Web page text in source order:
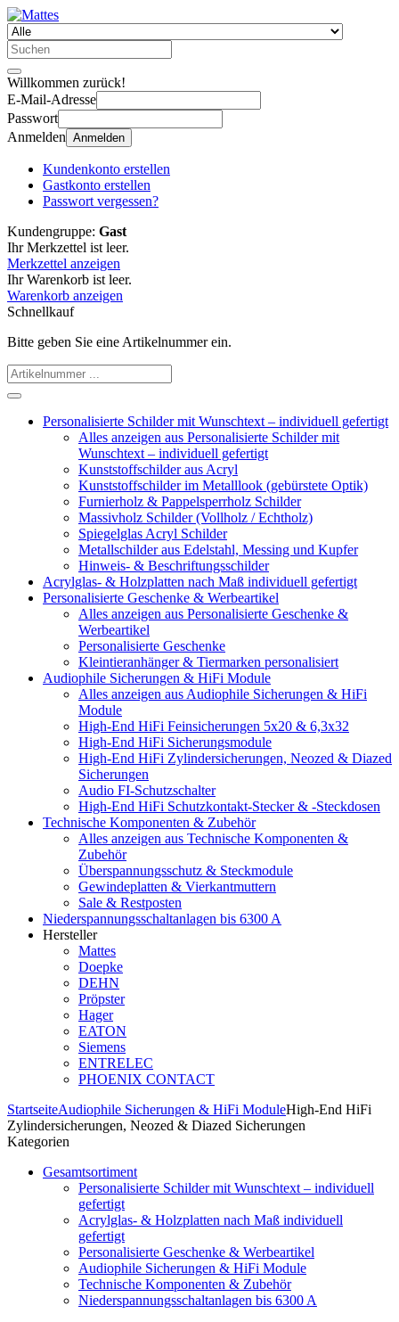
Willkommen zurück!
E-Mail-Adresse
Passwort
Anmelden Anmelden
Kundenkonto erstellen
Gastkonto erstellen
Passwort vergessen?
Kundengruppe: Gast
Ihr Merkzettel ist leer.
Merkzettel anzeigen
Ihr Warenkorb ist leer.
Warenkorb anzeigen
Schnellkauf
Bitte geben Sie eine Artikelnummer ein.
Personalisierte Schilder mit Wunschtext – individuell gefertigt
Alles anzeigen aus Personalisierte Schilder mit
Wunschtext – individuell gefertigt
Kunststoffschilder aus Acryl
Kunststoffschilder im Metalllook (gebürstete Optik)
Furnierholz & Pappelsperrholz Schilder
Massivholz Schilder (Vollholz / Echtholz)
Spiegelglas Acryl Schilder
Metallschilder aus Edelstahl, Messing und Kupfer
Hinweis- & Beschriftungsschilder
Acrylglas- & Holzplatten nach Maß individuell gefertigt
Personalisierte Geschenke & Werbeartikel
Alles anzeigen aus Personalisierte Geschenke &
Werbeartikel
Personalisierte Geschenke
Kleintieranhänger & Tiermarken personalisiert
Audiophile Sicherungen & HiFi Module
Alles anzeigen aus Audiophile Sicherungen & HiFi
Module
High-End HiFi Feinsicherungen 5x20 & 6,3x32
High-End HiFi Sicherungsmodule
High-End HiFi Zylindersicherungen, Neozed & Diazed
Sicherungen
Audio FI-Schutzschalter
High-End HiFi Schutzkontakt-Stecker & -Steckdosen
Technische Komponenten & Zubehör
Alles anzeigen aus Technische Komponenten &
Zubehör
Überspannungsschutz & Steckmodule
Gewindeplatten & Vierkantmuttern
Sale & Restposten
Niederspannungsschaltanlagen bis 6300 A
Hersteller
Mattes
Doepke
DEHN
Pröpster
Hager
EATON
Siemens
ENTRELEC
PHOENIX CONTACT
StartseiteAudiophile Sicherungen & HiFi ModuleHigh-End HiFi
Zylindersicherungen, Neozed & Diazed Sicherungen
Kategorien
Gesamtsortiment
Personalisierte Schilder mit Wunschtext – individuell
gefertigt
Acrylglas- & Holzplatten nach Maß individuell
gefertigt
Personalisierte Geschenke & Werbeartikel
Audiophile Sicherungen & HiFi Module
Technische Komponenten & Zubehör
Niederspannungsschaltanlagen bis 6300 A